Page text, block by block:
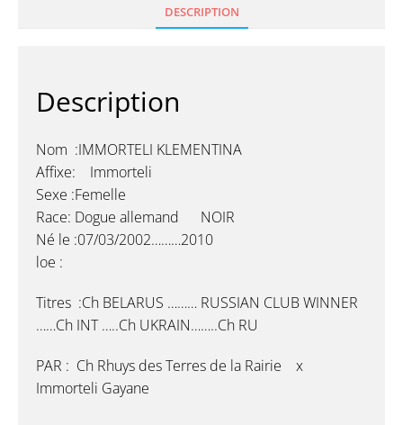
DESCRIPTION
Description
Nom :IMMORTELI KLEMENTINA
Affixe: Immorteli
Sexe :Femelle
Race: Dogue allemand NOIR
Né le :07/03/2002………2010
loe :
Titres :Ch BELARUS ……… RUSSIAN CLUB WINNER
……Ch INT …..Ch UKRAIN……..Ch RU
PAR : Ch Rhuys des Terres de la Rairie x
Immorteli Gayane